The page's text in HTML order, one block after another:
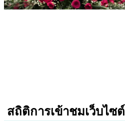
สถิติการเข้าชมเว็บไซต์